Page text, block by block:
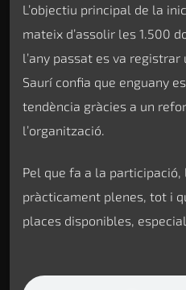
L’objectiu principal de la
mateix d’assolir les 1.500
l’any passat es va
Saurí confia que enguany
tendència gràcies a un
l’organització.
Pel que fa a la
pràcticament plenes, tot i
places disponibles,